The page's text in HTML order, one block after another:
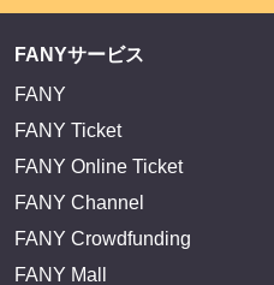
FANYサービス
FANY
FANY Ticket
FANY Online Ticket
FANY Channel
FANY Crowdfunding
FANY Mall